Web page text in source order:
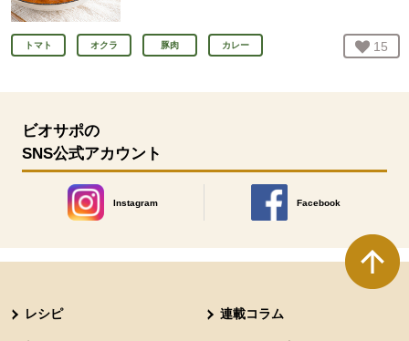
トマト オクラ 豚肉 カレー お気
15
ビオサポの
SNS公式アカウント
Instagram
別のウィンドウで開きます。
Facebook
別のウィンドウで開きます
レシピ 連載コラム